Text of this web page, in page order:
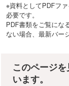
※資料としてPDFフ
必要です。
PDF書類をご覧にな
ない場合、最新バー
このページ
います。